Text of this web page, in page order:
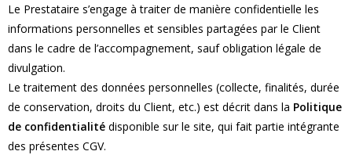
Le Prestataire s’engage à traiter de manière confidentielle les
informations personnelles et sensibles partagées par le Client
dans le cadre de l’accompagnement, sauf obligation légale de
divulgation.
Le traitement des données personnelles (collecte, finalités, durée
de conservation, droits du Client, etc.) est décrit dans la Politique
de confidentialité disponible sur le site, qui fait partie intégrante
des présentes CGV.